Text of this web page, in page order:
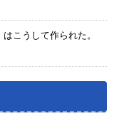
こうして作られた。